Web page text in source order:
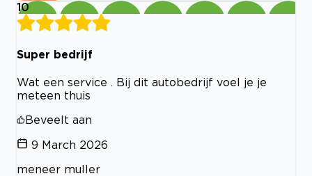
10
Super bedrijf
Wat een service . Bij dit autobedrijf voel je je
meteen thuis
Beveelt aan
9 March 2026
meneer muller